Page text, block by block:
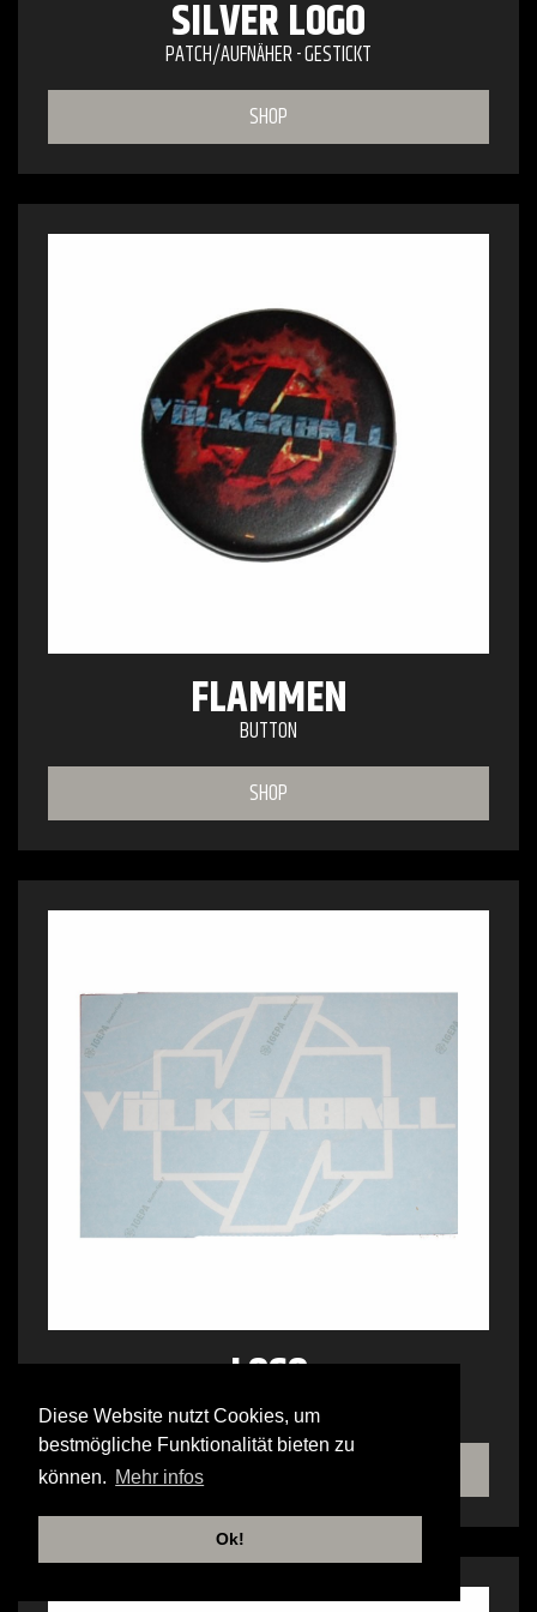
Diese Website nutzt Cookies, um
bestmögliche Funktionalität bieten zu
können. Mehr infos
Ok!
SILVER LOGO
PATCH/AUFNÄHER - GESTICKT
SHOP
FLAMMEN
BUTTON
SHOP
LOGO
HECKSCHEIBENAUFKLEBER AUSSEN